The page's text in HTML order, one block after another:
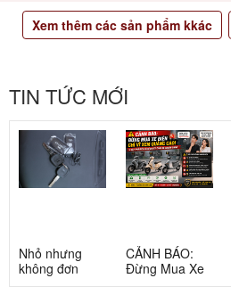
Xem thêm các sản phẩm kkác
TIN TỨC MỚI
Nhỏ nhưng
không đơn
giản: Sự thật
CẢNH BÁO:
Đừng Mua Xe
Điện Chỉ Vì